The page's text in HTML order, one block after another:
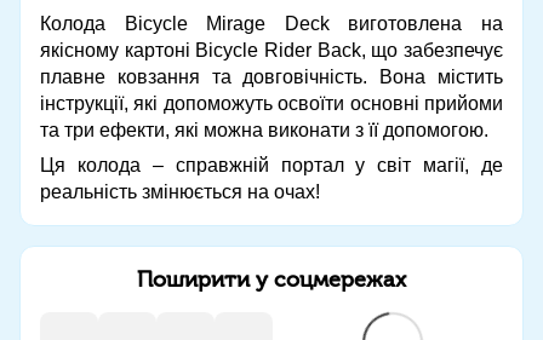
Колода Bicycle Mirage Deck виготовлена на
якісному картоні Bicycle Rider Back, що забезпечує
плавне ковзання та довговічність. Вона містить
інструкції, які допоможуть освоїти основні прийоми
та три ефекти, які можна виконати з її допомогою.
Ця колода – справжній портал у світ магії, де
реальність змінюється на очах!
Поширити у соцмережах